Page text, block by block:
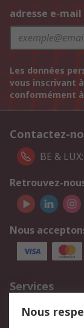
adresse e-mail
Les données
vous inscrivant
conformément
Contactez-
BE &
Retrouvez-
Nous
Services
750.000
Nous